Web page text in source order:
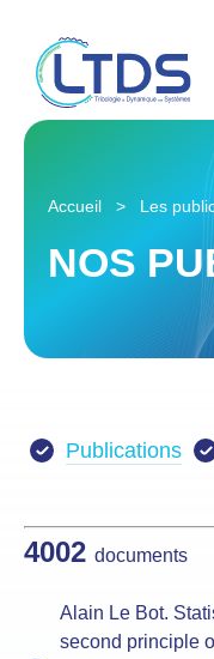
Accueil > Les
NOS
Publications
4002 documents
Alain Le Bot.
second principle